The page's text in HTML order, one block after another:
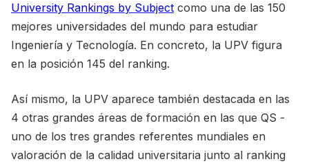
University Rankings by Subject como una de las 150
mejores universidades del mundo para estudiar
Ingeniería y Tecnología. En concreto, la UPV figura
en la posición 145 del ranking.
Así mismo, la UPV aparece también destacada en las
4 otras grandes áreas de formación en las que QS -
uno de los tres grandes referentes mundiales en
valoración de la calidad universitaria junto al ranking